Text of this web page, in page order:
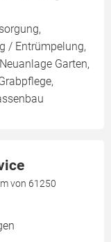
/ Entrümpelung,
Garten,
von 61250